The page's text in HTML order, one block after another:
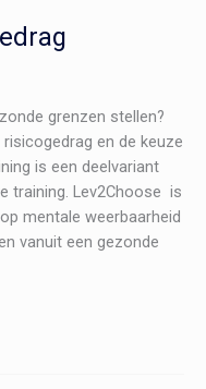
grenzen stellen?
en de keuze
is een deelvariant
training. Lev2Choose is
mentale weerbaarheid
vanuit een gezonde